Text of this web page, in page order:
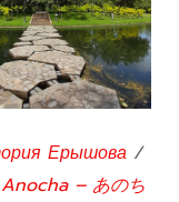
Ерышова /
Anocha – あのち